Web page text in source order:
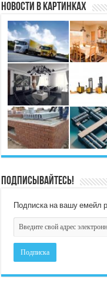
Новости в картинках
Подписывайтесь!
Подписка на вашу емейл